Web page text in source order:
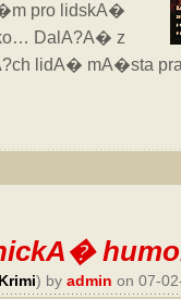
pro lidskA�
DalA?A� z
lidA� mA�sta
Krimi) by admin on 07-